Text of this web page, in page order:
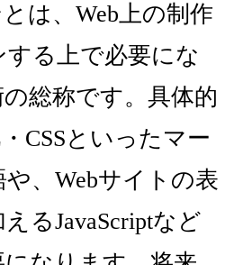
は、Web上の制作
る上で必要にな
総称です。具体的
CSSといったマー
、Webサイトの表
るJavaScriptなど